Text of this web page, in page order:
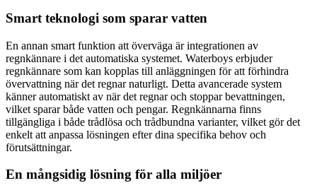
Smart teknologi som sparar vatten
En annan smart funktion att överväga är integrationen av
regnkännare i det automatiska systemet. Waterboys erbjuder
regnkännare som kan kopplas till anläggningen för att förhindra
övervattning när det regnar naturligt. Detta avancerade system
känner automatiskt av när det regnar och stoppar bevattningen,
vilket sparar både vatten och pengar. Regnkännarna finns
tillgängliga i både trådlösa och trådbundna varianter, vilket gör det
enkelt att anpassa lösningen efter dina specifika behov och
förutsättningar.
En mångsidig lösning för alla miljöer